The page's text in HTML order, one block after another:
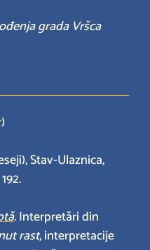
grada Vršca
Stav-Ulaznica,
.Interpretări din
rast, interpretacije